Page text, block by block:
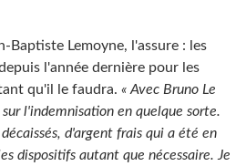
Baptiste Lemoyne, l'assure : les
l'année dernière pour les
qu'il le faudra. « Avec Bruno Le
l'indemnisation en quelque sorte.
d'argent frais qui a été en
dispositifs autant que nécessaire. Je